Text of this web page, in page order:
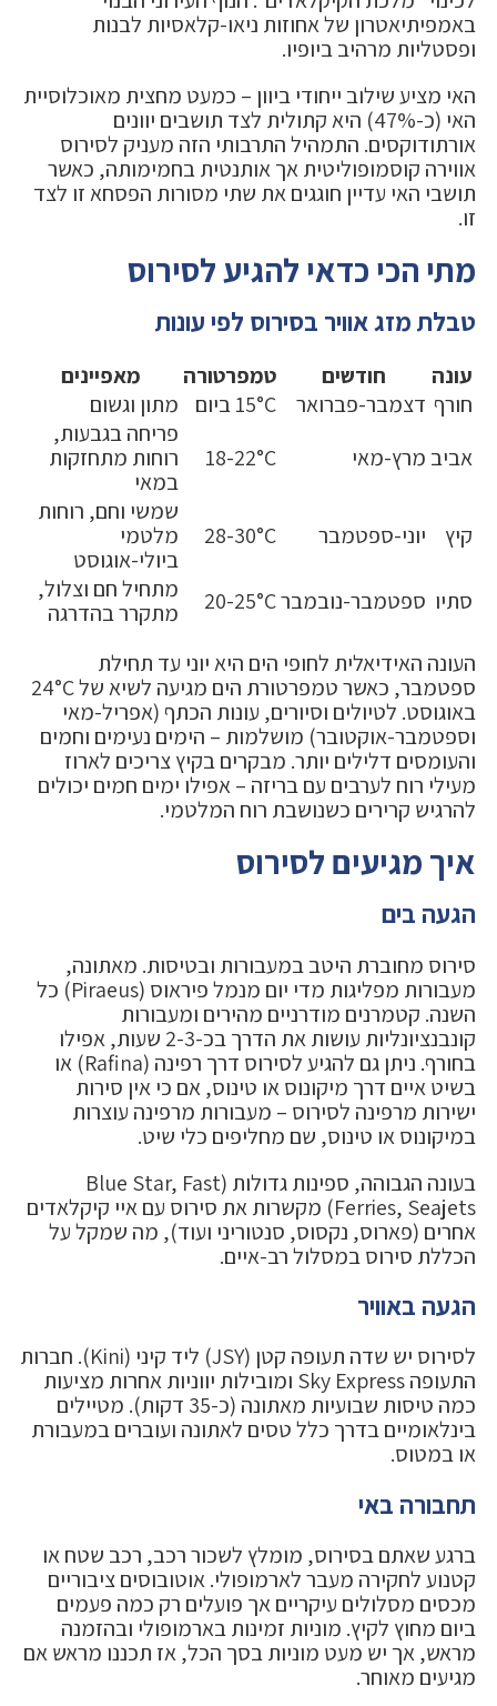
באמפיתיאטרון של אחוזות ניאו-קלאסיות לבנות
ופסטליות מרהיב ביופיו.
האי מציע שילוב ייחודי ביוון – כמעט מחצית מאוכלוסיית
האי (כ-47%) היא קתולית לצד תושבים יוונים
אורתודוקסים. התמהיל התרבותי הזה מעניק לסירוס
אווירה קוסמופוליטית אך אותנטית בחמימותה, כאשר
תושבי האי עדיין חוגגים את שתי מסורות הפסחא זו לצד
זו.
מתי הכי כדאי להגיע לסירוס
טבלת מזג אוויר בסירוס לפי עונות
עונה חודשים טמפרטורה
מאפיינים
חורף דצמבר-פברואר 15°C ביום
מתון וגשום
אביב מרץ-מאי 18-22°C
פריחה בגבעות,
רוחות מתחזקות
במאי
קיץ
יוני-ספטמבר 28-30°C
שמשי וחם, רוחות
מלטמי
ביולי-אוגוסט
סתיו ספטמבר-נובמבר20-25°C
מתחיל חם וצלול,
מתקרר בהדרגה
העונה האידיאלית לחופי הים היא יוני עד תחילת
ספטמבר, כאשר טמפרטורת הים מגיעה לשיא של 24°C
באוגוסט. לטיולים וסיורים, עונות הכתף (אפריל-מאי
וספטמבר-אוקטובר) מושלמות – הימים נעימים וחמים
והעומסים דלילים יותר. מבקרים בקיץ צריכים לארוז
מעילי רוח לערבים עם בריזה – אפילו ימים חמים יכולים
להרגיש קרירים כשנושבת רוח המלטמי.
איך מגיעים לסירוס
הגעה בים
סירוס מחוברת היטב במעבורות ובטיסות. מאתונה,
מעבורות מפליגות מדי יום מנמל פיראוס (Piraeus) כל
השנה. קטמרנים מודרניים מהירים ומעבורות
קונבנציונליות עושות את הדרך בכ-2-3 שעות, אפילו
בחורף. ניתן גם להגיע לסירוס דרך רפינה (Rafina) או
בשיט איים דרך מיקונוס או טינוס, אם כי אין סירות
ישירות מרפינה לסירוס – מעבורות מרפינה עוצרות
במיקונוס או טינוס, שם מחליפים כלי שיט.
בעונה הגבוהה, ספינות גדולות (Blue Star, Fast
Ferries, Seajets) מקשרות את סירוס עם איי קיקלאדים
אחרים (פארוס, נקסוס, סנטוריני ועוד), מה שמקל על
הכללת סירוס במסלול רב-איים.
הגעה באוויר
לסירוס יש שדה תעופה קטן (JSY) ליד קיני (Kini). חברות
התעופה Sky Express ומובילות יווניות אחרות מציעות
כמה טיסות שבועיות מאתונה (כ-35 דקות). מטיילים
בינלאומיים בדרך כלל טסים לאתונה ועוברים במעבורת
או במטוס.
תחבורה באי
ברגע שאתם בסירוס, מומלץ לשכור רכב, רכב שטח או
קטנוע לחקירה מעבר לארמופולי. אוטובוסים ציבוריים
מכסים מסלולים עיקריים אך פועלים רק כמה פעמים
ביום מחוץ לקיץ. מוניות זמינות בארמופולי ובהזמנה
מראש, אך יש מעט מוניות בסך הכל, אז תכננו מראש אם
מגיעים מאוחר.